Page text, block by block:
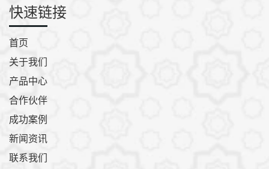
快速链接
首页
关于我们
产品中心
合作伙伴
成功案例
新闻资讯
联系我们